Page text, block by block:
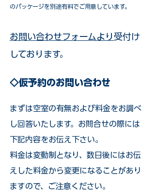
のパッケージを別途有料でご用意しています。​
お問い合わせフォームより 受付け
しております。
◇仮予約のお問い合わせ
まずは空室の有無および料金をお調べ
し回答いたします。お問合せの際には
下記内容をお伝え下さい。
料金は変動制となり、数日後にはお伝
えした料金から変更になることがあり
ますので、ご注意ください。